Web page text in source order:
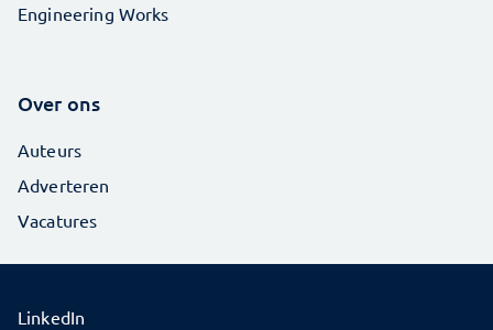
Engineering Works
Over ons
Auteurs
Adverteren
Vacatures
LinkedIn